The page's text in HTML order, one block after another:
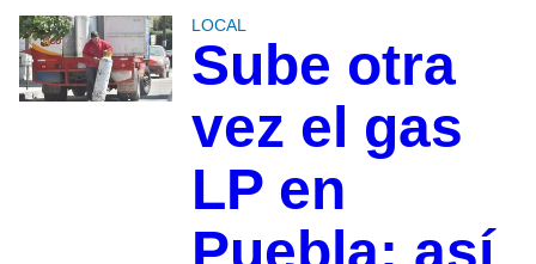
LOCAL
Sube otra
vez el gas
LP en
Puebla: así